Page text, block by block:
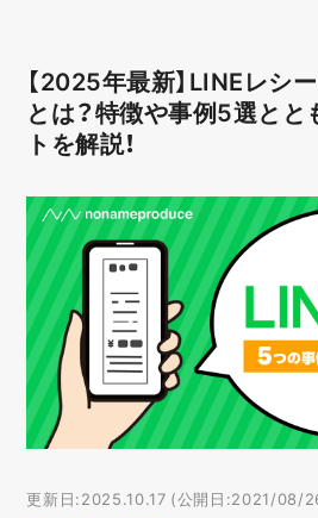
【2025年最新】LINEレシ
とは？特徴や事例5選と
トを解説！
更新日:2025.10.17 (公開日:2021/08/